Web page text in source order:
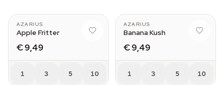
AZARIUS
Apple Fritter
€ 9,49
1 3 5 10
AZARIUS
Banana Kush
€ 9,49
1 3 5 10